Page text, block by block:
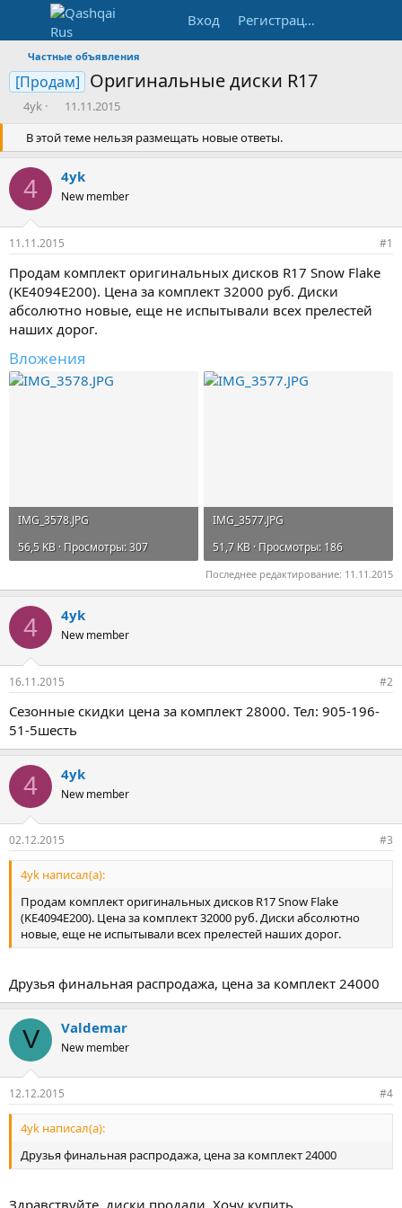
Вход Регистрация
Частные объявления
[Продам] Оригинальные диски R17
А
т
о
р
т
м
4yk
Д
т
а
н
а
ч
а
11.11.2015
В этой теме нельзя размещать новые ответы.
4 4yk
New member
11.11.2015 #1
Продам комплект оригинальных дисков R17 Snow Flake
(KE4094E200). Цена за комплект 32000 руб. Диски
абсолютно новые, еще не испытывали всех прелестей
наших дорог.
Вложения
IMG_3578.JPG
56,5 KB · Просмотры: 307
IMG_3577.JPG
51,7 KB · Просмотры: 186
Последнее редактирование: 11.11.2015
4 4yk
New member
16.11.2015 #2
Сезонные скидки цена за комплект 28000. Тел: 905-196-
51-5шесть
4 4yk
New member
02.12.2015 #3
4yk написал(а):
Продам комплект оригинальных дисков R17 Snow Flake
(KE4094E200). Цена за комплект 32000 руб. Диски абсолютно
новые, еще не испытывали всех прелестей наших дорог.
Друзья финальная распродажа, цена за комплект 24000
V Valdemar
New member
12.12.2015 #4
4yk написал(а):
Друзья финальная распродажа, цена за комплект 24000
Здравствуйте, диски продали. Хочу купить.